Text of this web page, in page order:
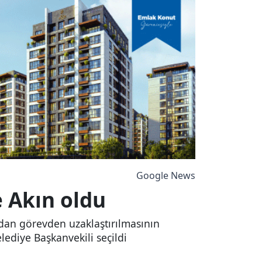
Google News
oldu
görevden uzaklaştırılmasının
Başkanvekili seçildi